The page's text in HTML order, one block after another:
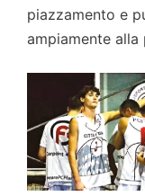
piazzamento e
ampiamente alla